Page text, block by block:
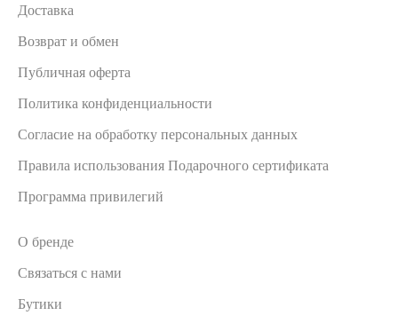
Доставка
Возврат и обмен
Публичная оферта
Политика конфиденциальности
Согласие на обработку персональных данных
Правила использования Подарочного сертификата
Программа привилегий
О бренде
Связаться с нами
Бутики